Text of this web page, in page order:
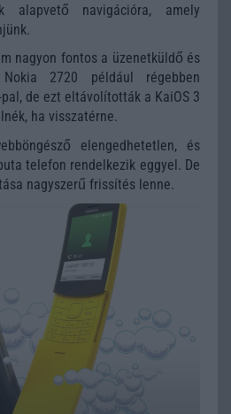
alapvető navigációra, amely
nagyon fontos a üzenetküldő és
2720 például régebben
de ezt eltávolították a KaiOS 3
ha visszatérne.
elengedhetetlen, és
telefon rendelkezik eggyel. De
nagyszerű frissítés lenne.